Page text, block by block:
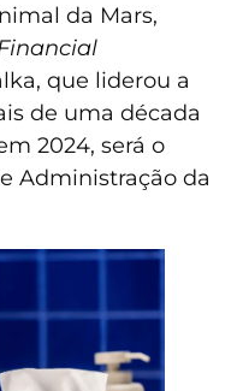
da Mars,
que liderou a
de uma década
2024, será o
Administração da